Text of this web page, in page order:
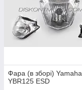
Фара (в зборі) Yamaha
YBR125 ESD